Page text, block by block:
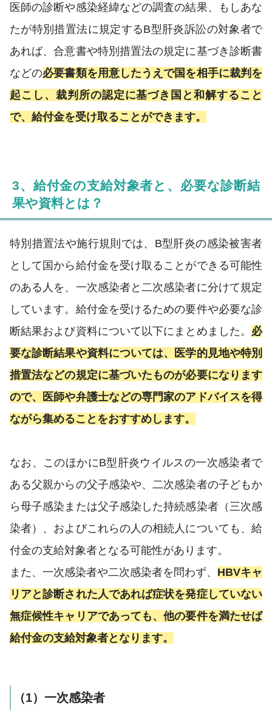
医師の診断や感染経緯などの調査の結果、もしあな
たが特別措置法に規定するB型肝炎訴訟の対象者で
あれば、合意書や特別措置法の規定に基づき診断書
などの必要書類を用意したうえで国を相手に裁判を
起こし、裁判所の認定に基づき国と和解すること
で、給付金を受け取ることができます。
3、給付金の支給対象者と、必要な診断結
果や資料とは？
特別措置法や施行規則では、B型肝炎の感染被害者
として国から給付金を受け取ることができる可能性
のある人を、一次感染者と二次感染者に分けて規定
しています。給付金を受けるための要件や必要な診
断結果および資料について以下にまとめました。 必
要な診断結果や資料については、医学的見地や特別
措置法などの規定に基づいたものが必要になります
ので、医師や弁護士などの専門家のアドバイスを得
ながら集めることをおすすめします。
なお、このほかにB型肝炎ウイルスの一次感染者で
ある父親からの父子感染や、二次感染者の子どもか
ら母子感染または父子感染した持続感染者（三次感
染者）、およびこれらの人の相続人についても、給
付金の支給対象者となる可能性があります。
また、一次感染者や二次感染者を問わず、 HBVキャ
リアと診断された人であれば症状を発症していない
無症候性キャリアであっても、他の要件を満たせば
給付金の支給対象者となります。
（1）一次感染者